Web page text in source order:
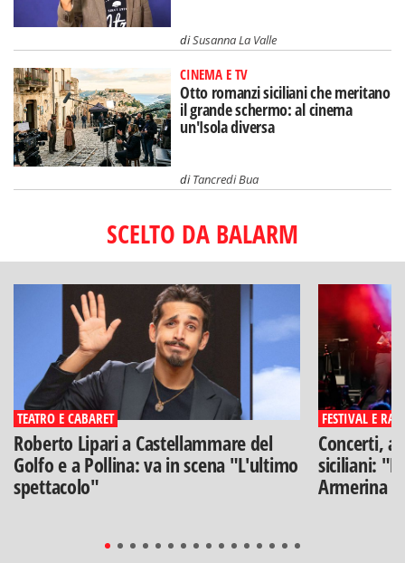
diSusanna La Valle
CINEMA E TV
Otto romanzi siciliani che meritano
il grande schermo: al cinema
un'Isola diversa
diTancredi Bua
SCELTO DA BALARM
TEATRO E CABARET
Roberto Lipari a Castellammare del
Golfo e a Pollina: va in scena "L'ultimo
spettacolo"
FESTIVAL E
Concerti,
siciliani:
Armerina